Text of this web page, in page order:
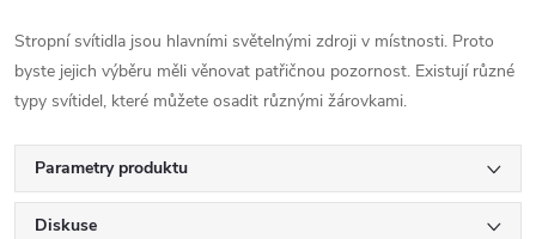
Stropní svítidla jsou hlavními světelnými zdroji v místnosti. Proto
byste jejich výběru měli věnovat patřičnou pozornost. Existují různé
typy svítidel, které můžete osadit různými žárovkami.
Parametry produktu
Diskuse